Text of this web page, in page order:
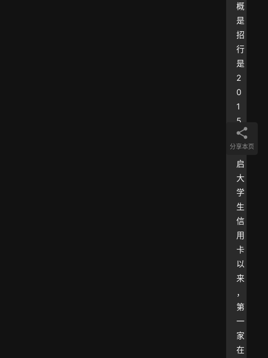
概
是
招
行
是
2
0
1
5
年
重
启
大
学
生
信
用
卡
以
来
，
第
一
家
在
分享本页